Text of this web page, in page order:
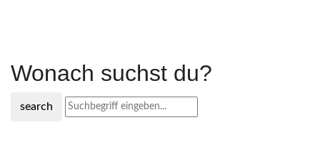
Wonach suchst du?
search